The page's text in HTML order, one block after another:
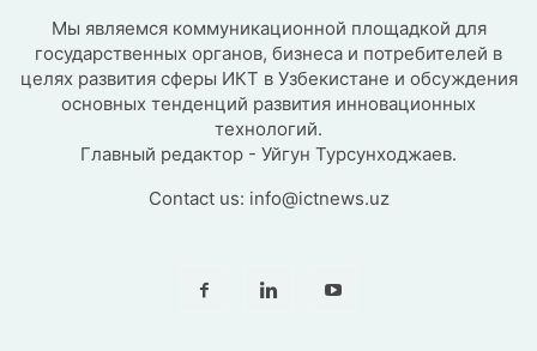
Мы являемся коммуникационной площадкой для
государственных органов, бизнеса и потребителей в
целях развития сферы ИКТ в Узбекистане и обсуждения
основных тенденций развития инновационных
технологий.
Главный редактор - Уйгун Турсунходжаев.
Contact us: info@ictnews.uz